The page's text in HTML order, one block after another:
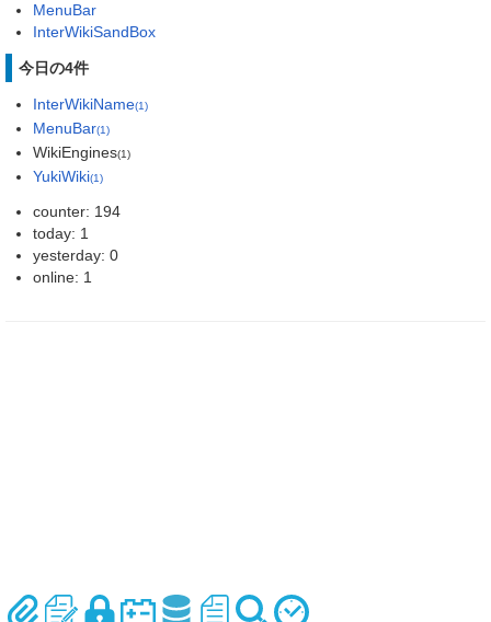
MenuBar
InterWikiSandBox
今日の4件
InterWikiName(1)
MenuBar(1)
WikiEngines(1)
YukiWiki(1)
counter: 194
today: 1
yesterday: 0
online: 1